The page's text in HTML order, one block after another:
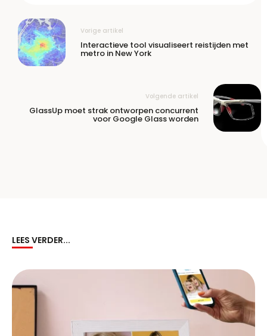
Vorige artikel
Interactieve tool visualiseert reistijden met
metro in New York
Volgende artikel
GlassUp moet strak ontworpen concurrent
voor Google Glass worden
LEES VERDER...